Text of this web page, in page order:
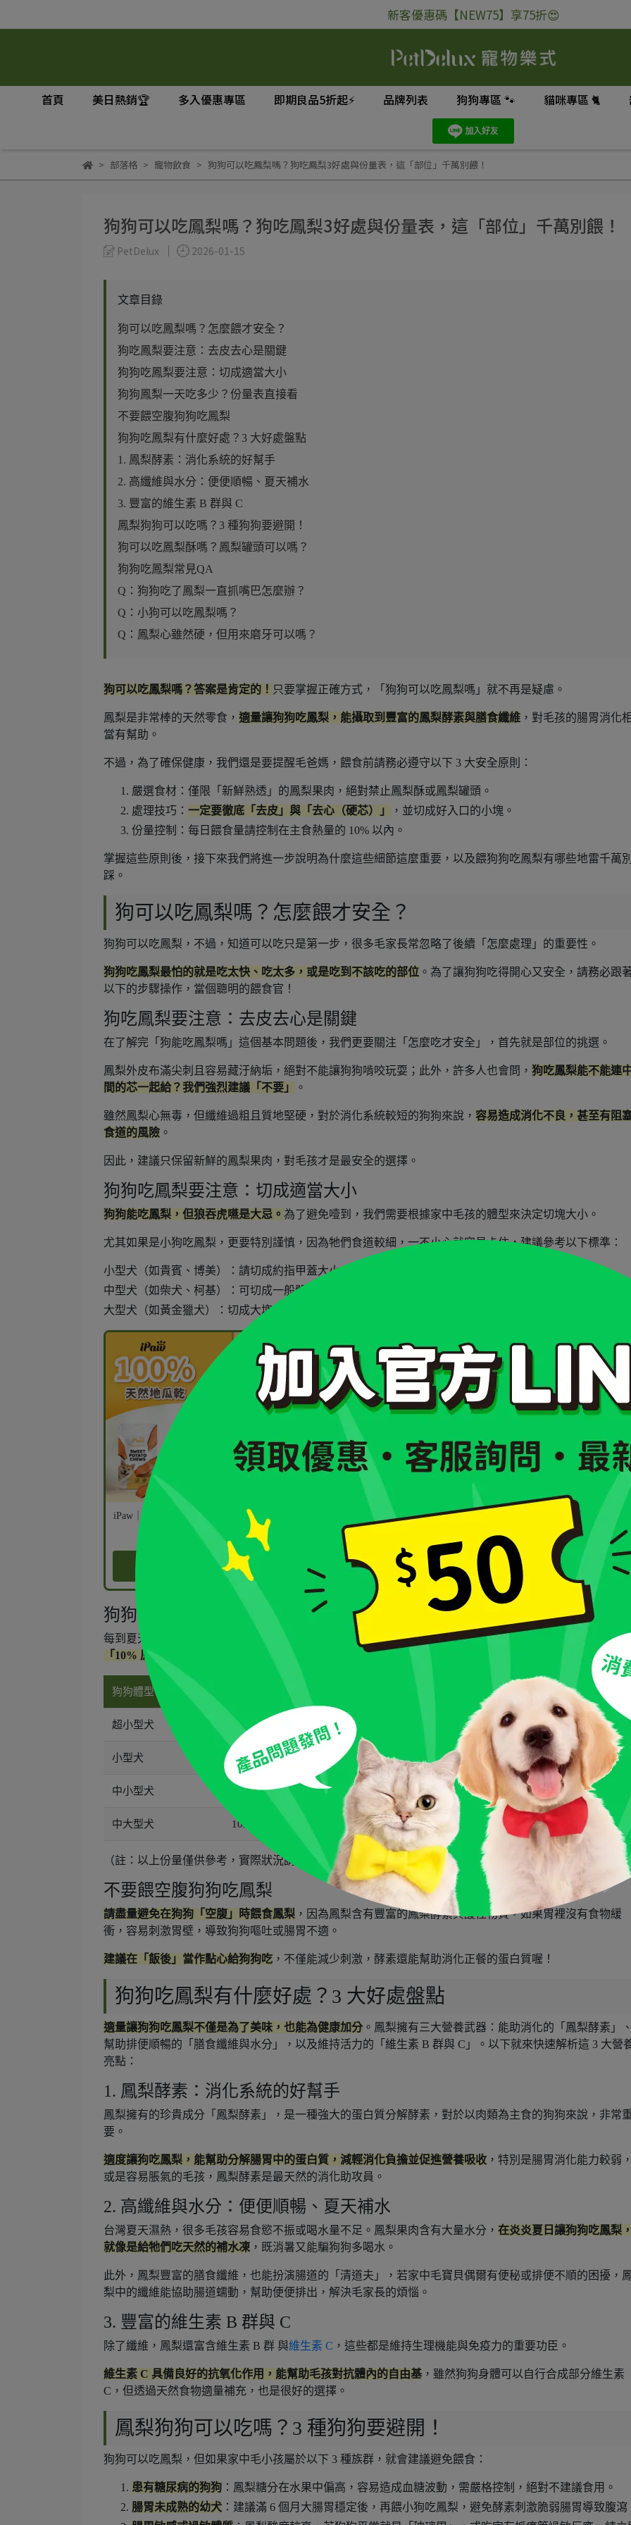
新客優惠碼【NEW75】享75折😍
首頁 美日熱銷🏆 多入優惠專區 即期良品5折起⚡ 品牌列表 狗狗專區 🐾 貓咪專區 🐈
部落格 寵物飲食 狗狗可以吃鳳梨嗎？狗吃鳳梨3好處與份量表，這「部位」千萬別餵！
狗狗可以吃鳳梨嗎？狗吃鳳梨3好處與份量表，這「部位」千萬別餵！
PetDelux 2026-01-15
文章目錄
狗可以吃鳳梨嗎？怎麼餵才安全？
狗吃鳳梨要注意：去皮去心是關鍵
狗狗吃鳳梨要注意：切成適當大小
狗狗鳳梨一天吃多少？份量表直接看
不要餵空腹狗狗吃鳳梨
狗狗吃鳳梨有什麼好處？3 大好處盤點
1. 鳳梨酵素：消化系統的好幫手
2. 高纖維與水分：便便順暢、夏天補水
3. 豐富的維生素 B 群與 C
鳳梨狗狗可以吃嗎？3 種狗狗要避開！
狗可以吃鳳梨酥嗎？鳳梨罐頭可以嗎？
狗狗吃鳳梨常見QA
Q：狗狗吃了鳳梨一直抓嘴巴怎麼辦？
Q：小狗可以吃鳳梨嗎？
Q：鳳梨心雖然硬，但用來磨牙可以嗎？
狗可以吃鳳梨嗎？答案是肯定的！ 只要掌握正確方式，「狗狗可以吃鳳梨嗎」就不再是疑慮。
鳳梨是非常棒的天然零食， 適量讓狗狗吃鳳梨，能攝取到豐富的鳳梨酵素與膳食纖維 ，對毛孩的腸胃消化
當有幫助。
不過，為了確保健康，我們還是要提醒毛爸媽，餵食前請務必遵守以下 3 大安全原則：
嚴選食材：僅限「新鮮熟透」的鳳梨果肉，絕對禁止鳳梨酥或鳳梨罐頭。
處理技巧： 一定要徹底「去皮」與「去心（硬芯）」
，並切成好入口的小塊。
份量控制：每日餵食量請控制在主食熱量的 10% 以內。
掌握這些原則後，接下來我們將進一步說明為什麼這些細節這麼重要，以及餵狗狗吃鳳梨有哪些地雷千萬
踩。
狗可以吃鳳梨嗎？怎麼餵才安全？
狗狗可以吃鳳梨，不過，知道可以吃只是第一步，很多毛家長常忽略了後續「怎麼處理」的重要性。
狗狗吃鳳梨最怕的就是吃太快、吃太多，或是吃到不該吃的部位 。為了讓狗狗吃得開心又安全，請務必跟
以下的步驟操作，當個聰明的餵食官！
狗吃鳳梨要注意：去皮去心是關鍵
在了解完「狗能吃鳳梨嗎」這個基本問題後，我們更要關注「怎麼吃才安全」，首先就是部位的挑選。
鳳梨外皮布滿尖刺且容易藏汙納垢，絕對不能讓狗狗啃咬玩耍；此外，許多人也會問， 狗吃鳳梨能不能連
間的芯一起給？我們強烈建議「不要」
。
雖然鳳梨心無毒，但纖維過粗且質地堅硬，對於消化系統較短的狗狗來說， 容易造成消化不良，甚至有阻
食道的風險 。
因此，建議只保留新鮮的鳳梨果肉，對毛孩才是最安全的選擇。
狗狗吃鳳梨要注意：切成適當大小
狗狗能吃鳳梨，但狼吞虎嚥是大忌。 為了避免噎到，我們需要根據家中毛孩的體型來決定切塊大小。
尤其如果是小狗吃鳳梨，更要特別謹慎，因為牠們食道較細，一不小心就容易卡住，建議參考以下標準：
小型犬（如貴賓、博美）：請切成約指甲蓋大小，方便咀嚼吞嚥。
中型犬（如柴犬、柯基）：可切成一般骰子大小。
大型犬（如黃金獵犬）：切成大塊丁狀，但仍不建議整片直接餵食，以免一口吞下卡住喉嚨。
iPaw｜100% 天然地瓜乾｜單一成分
NT$300
iPaw｜ 奧利塔頂級橄欖油軟零食｜
全齡犬適用
NT$179 NT$300
立即購買
逛逛更多
狗狗零食 >>
狗狗鳳梨一天吃多少？份量表直接看
每到夏天，自製一份清涼的狗狗鳳梨點心很是消暑，但也別忘了鳳梨糖分其實不低，
餵狗狗吃鳳梨建議遵
「10% 原則」
，也就是零食熱量不超過一天總熱量的 10%。可以參考下表建議：
狗狗體型
超小型犬 3kg 以下
小型犬 3～5kg 1～2 小塊
中小型犬 5～10kg 2～3 小塊
中大型犬 10kg 以上 3～5 小塊
（註：以上份量僅供參考，實際狀況請依狗狗活動量與獸醫建議調整。）
不要餵空腹狗狗吃鳳梨
請盡量避免在狗狗「空腹」時餵食鳳梨 ，因為鳳梨含有豐富的鳳梨酵素與酸性物質，如果胃裡沒有食物緩
衝，容易刺激胃壁，導致狗狗嘔吐或腸胃不適。
建議在「飯後」當作點心給狗狗吃 ，不僅能減少刺激，酵素還能幫助消化正餐的蛋白質喔！
狗狗吃鳳梨有什麼好處？3 大好處盤點
適量讓狗狗吃鳳梨不僅是為了美味，也能為健康加分 。鳳梨擁有三大營養武器：能助消化的「鳳梨酵素」
幫助排便順暢的「膳食纖維與水分」，以及維持活力的「維生素 B 群與 C」。以下就來快速解析這 3 大營
亮點：
1. 鳳梨酵素：消化系統的好幫手
鳳梨擁有的珍貴成分「鳳梨酵素」，是一種強大的蛋白質分解酵素，對於以肉類為主食的狗狗來說，非常
要。
適度讓狗吃鳳梨，能幫助分解腸胃中的蛋白質，減輕消化負擔並促進營養吸收 ，特別是腸胃消化能力較弱
或是容易脹氣的毛孩，鳳梨酵素是最天然的消化助攻員。
2. 高纖維與水分：便便順暢、夏天補水
台灣夏天濕熱，很多毛孩容易食慾不振或喝水量不足。鳳梨果肉含有大量水分， 在炎炎夏日讓狗狗吃鳳梨
就像是給牠們吃天然的補水凍 ，既消暑又能騙狗狗多喝水。
此外，鳳梨豐富的膳食纖維，也能扮演腸道的「清道夫」，若家中毛寶貝偶爾有便秘或排便不順的困擾，
梨中的纖維能協助腸道蠕動，幫助便便排出，解決毛家長的煩惱。
3. 豐富的維生素 B 群與 C
除了纖維，鳳梨還富含維生素 B 群 與維生素 C ，這些都是維持生理機能與免疫力的重要功臣。
維生素 C 具備良好的抗氧化作用，能幫助毛孩對抗體內的自由基 ，雖然狗狗身體可以自行合成部分維生素
C，但透過天然食物適量補充，也是很好的選擇。
鳳梨狗狗可以吃嗎？3 種狗狗要避開！
狗狗可以吃鳳梨，但如果家中毛小孩屬於以下 3 種族群，就會建議避免餵食：
患有糖尿病的狗狗 ：鳳梨糖分在水果中偏高，容易造成血糖波動，需嚴格控制，絕對不建議食用。
腸胃未成熟的幼犬 ：建議滿 6 個月大腸胃穩定後，再餵小狗吃鳳梨，避免酵素刺激脆弱腸胃導致腹瀉